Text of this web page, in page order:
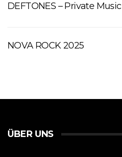
DEFTONES – Private Music
NOVA ROCK 2025
ÜBER UNS